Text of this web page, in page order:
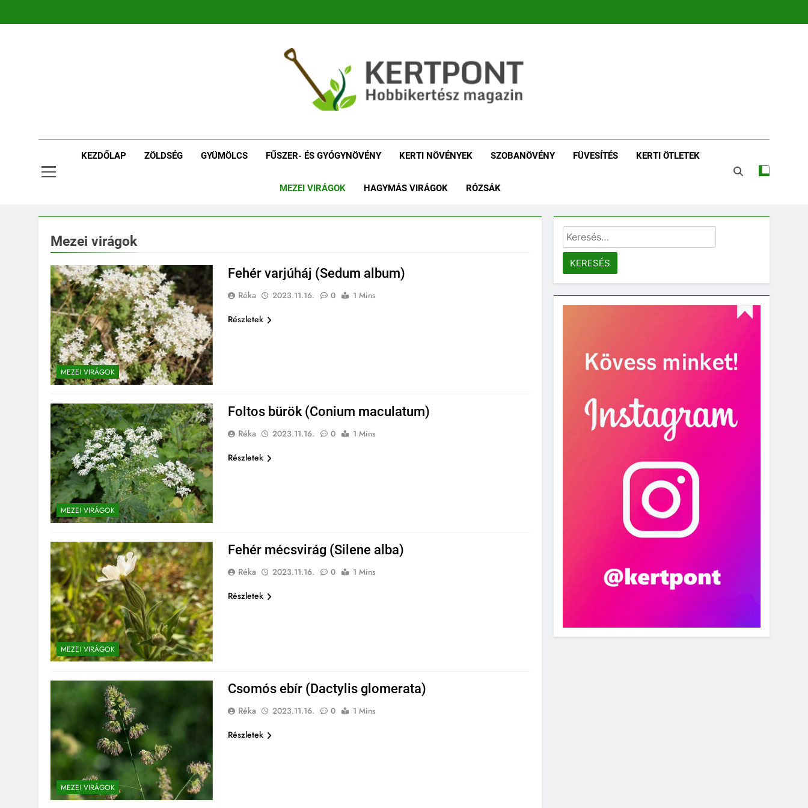
Növényhatározó
KEZDŐLAP ZÖLDSÉG GYÜMÖLCS FŰSZER- ÉS GYÓGYNÖVÉNY KERTI NÖVÉNYEK SZOBANÖVÉNY FÜVESÍTÉS KERTI ÖTLETEK
MEZEI VIRÁGOK HAGYMÁS VIRÁGOK RÓZSÁK
Mezei virágok
MEZEI VIRÁGOK
Fehér varjúháj (Sedum album)
Réka 2023.11.16. 0 1 Mins
Részletek
MEZEI VIRÁGOK
Foltos bürök (Conium maculatum)
Réka 2023.11.16. 0 1 Mins
Részletek
MEZEI VIRÁGOK
Fehér mécsvirág (Silene alba)
Réka 2023.11.16. 0 1 Mins
Részletek
MEZEI VIRÁGOK
Csomós ebír (Dactylis glomerata)
Réka 2023.11.16. 0 1 Mins
Részletek
Keresés: